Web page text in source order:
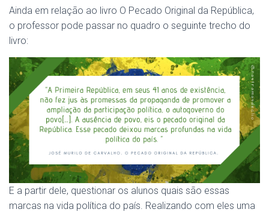
Ainda em relação ao livro O Pecado Original da República,
o professor pode passar no quadro o seguinte trecho do
livro:
E a partir dele, questionar os alunos quais são essas
marcas na vida política do país. Realizando com eles uma